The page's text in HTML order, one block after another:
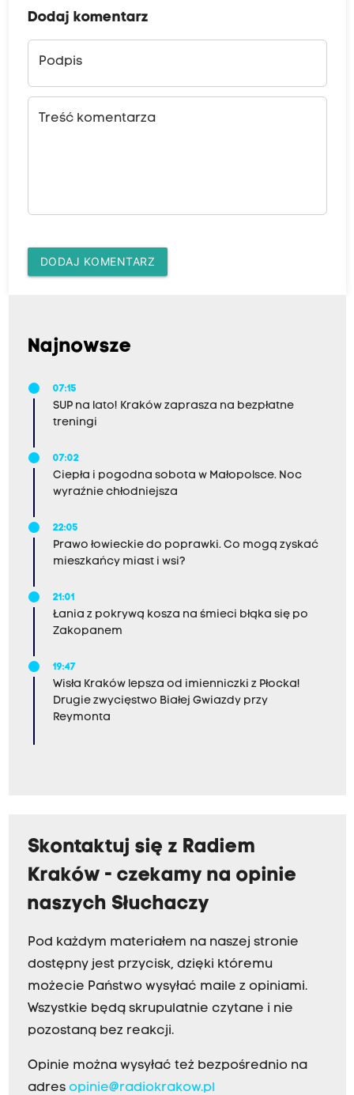
Dodaj komentarz
Podpis
Treść komentarza
DODAJ KOMENTARZ
Najnowsze
07:15
SUP na lato! Kraków zaprasza na bezpłatne
treningi
07:02
Ciepła i pogodna sobota w Małopolsce. Noc
wyraźnie chłodniejsza
22:05
Prawo łowieckie do poprawki. Co mogą zyskać
mieszkańcy miast i wsi?
21:01
Łania z pokrywą kosza na śmieci błąka się po
Zakopanem
19:47
Wisła Kraków lepsza od imienniczki z Płocka!
Drugie zwycięstwo Białej Gwiazdy przy
Reymonta
Skontaktuj się z Radiem
Kraków - czekamy na opinie
naszych Słuchaczy
Pod każdym materiałem na naszej stronie
dostępny jest przycisk, dzięki któremu
możecie Państwo wysyłać maile z opiniami.
Wszystkie będą skrupulatnie czytane i nie
pozostaną bez reakcji.
Opinie można wysyłać też bezpośrednio na
adres opinie@radiokrakow.pl